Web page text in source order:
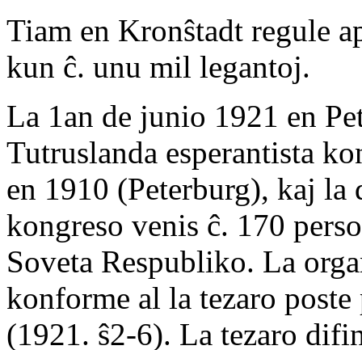
Tiam en Kronŝtadt regule
kun ĉ. unu mil legantoj.
La 1an de junio 1921 en
Tutruslanda esperantista
en 1910 (Peterburg), kaj
kongreso venis ĉ. 170
Soveta Respubliko. La
konforme al la tezaro
(1921. ŝ2-6). La tezaro